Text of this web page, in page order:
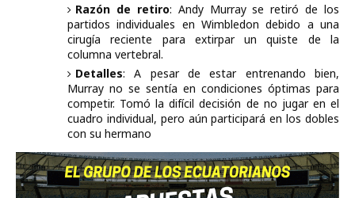
Razón de retiro: Andy Murray se retiró de los
partidos individuales en Wimbledon debido a una
cirugía reciente para extirpar un quiste de la
columna vertebral.
Detalles: A pesar de estar entrenando bien,
Murray no se sentía en condiciones óptimas para
competir. Tomó la difícil decisión de no jugar en el
cuadro individual, pero aún participará en los dobles
con su hermano